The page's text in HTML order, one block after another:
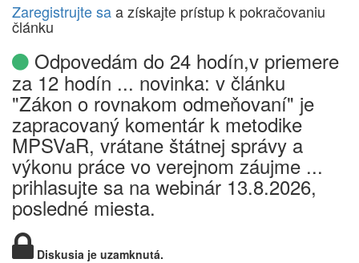
Zaregistrujte saa získajte prístup k pokračovaniu
článku
Odpovedám do 24 hodín,v priemere
za 12 hodín ... novinka: v článku
"Zákon o rovnakom odmeňovaní" je
zapracovaný komentár k metodike
MPSVaR, vrátane štátnej správy a
výkonu práce vo verejnom záujme ...
prihlasujte sa na webinár 13.8.2026,
posledné miesta.
Diskusia je uzamknutá.